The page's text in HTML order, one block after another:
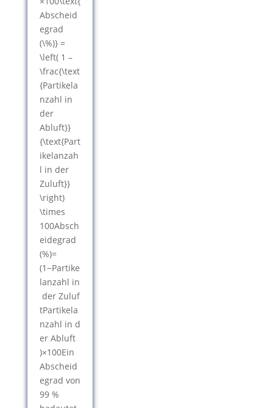
Abscheid
egrad
(\%)} =
\left( 1 –
\frac{\text
{Partikela
nzahl in
der
Abluft}}
{\text{Part
ikelanzah
l in der
Zuluft}}
\right)
\times
100Absch
eidegrad
(%)=
(1−Partike
lanzahl in
der Zuluf
tPartikela
nzahl in d
er Abluft
)×100Ein
Abscheid
egrad von
99 %